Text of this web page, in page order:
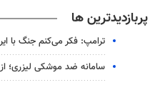
پربازدیدترین ها
ترامپ: فکر می‌کنم جنگ با
سامانه ضد موشکی لیزری؛